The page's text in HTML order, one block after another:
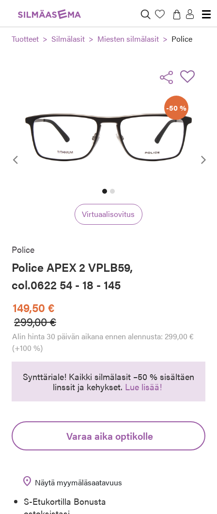
Tuotteet Silmälasit Miesten silmälasit Police
-50 %
Edellinen
Virtuaalisovitus
Police
Police APEX 2 VPLB59,
col.0622 54 - 18 - 145
149,50 €
Hinta alennettu
299,00 €Alennettu hinta
Alin hinta 30 päivän aikana ennen alennusta: 299,00 €
(+100 %)
Synttäriale! Kaikki silmälasit –50 % sisältäen
linssit ja kehykset. Lue lisää!
Varaa aika optikolle
location_on Näytä myymäläsaatavuus
S-Etukortilla Bonusta